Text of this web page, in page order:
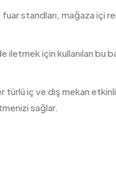
standları, mağaza içi
iletmek için kullanılan
iç ve dış mekan
sağlar.